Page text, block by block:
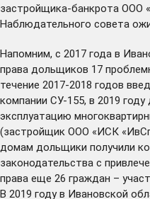
застройщика-банкрота ООО
Наблюдательного совета
Напомним, с 2017 года в
права дольщиков 17
течение 2017-2018 годов
компании СУ-155, в 2019
эксплуатацию
(застройщик ООО «ИСК
домам дольщики получили
законодательства с
права еще 26 граждан –
В 2019 году в Ивановской